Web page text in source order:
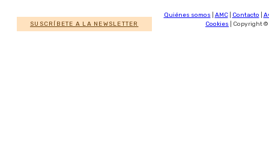
SUSCRÍBETE A LA NEWSLETTER
Quiénes somos AMC| Contacto
Cookies | Copyright